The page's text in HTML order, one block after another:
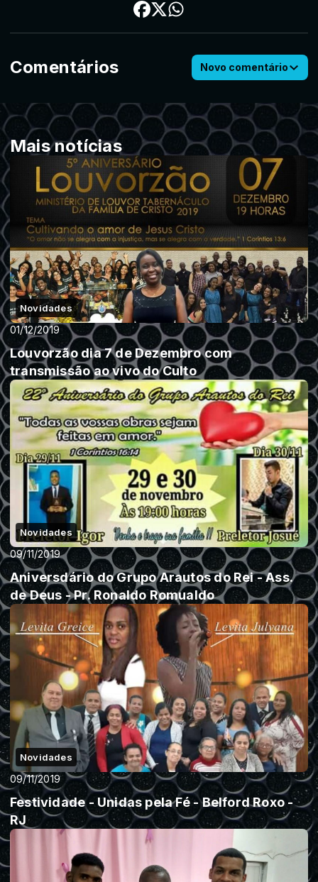
Comentários Novo comentário
Mais notícias
Novidades
01/12/2019
Louvorzão dia 7 de Dezembro com
transmissão ao vivo do Culto
Novidades
09/11/2019
Aniversdário do Grupo Arautos do Rei - Ass.
de Deus - Pr. Ronaldo Romualdo
Novidades
09/11/2019
Festividade - Unidas pela Fé - Belford Roxo -
RJ